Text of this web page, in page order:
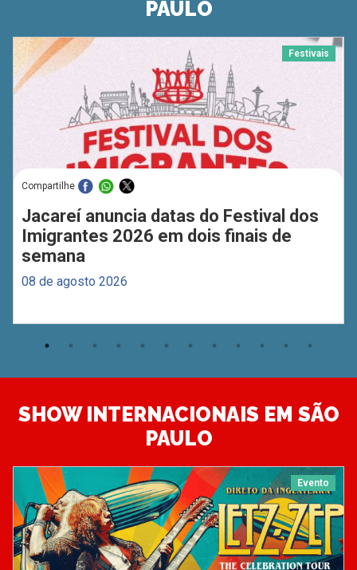
PAULO
Festivais
Compartilhe
Jacareí anuncia datas do Festival dos
Imigrantes 2026 em dois finais de
semana
08 de agosto 2026
SHOW INTERNACIONAIS EM SÃO
PAULO
Evento